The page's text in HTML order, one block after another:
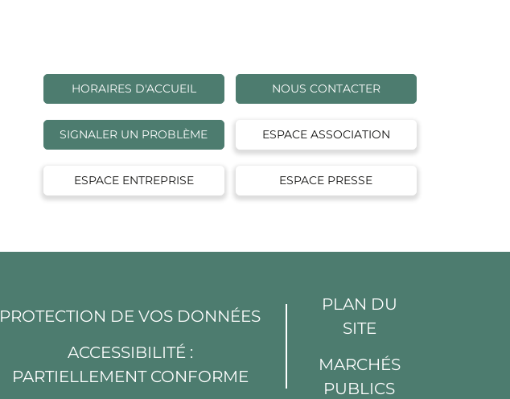
HORAIRES D'ACCUEIL NOUS CONTACTER
SIGNALER UN PROBLÈME ESPACE ASSOCIATION
ESPACE ENTREPRISE ESPACE PRESSE
PROTECTION DE VOS DONNÉES
ACCESSIBILITÉ :
PARTIELLEMENT CONFORME
PLAN DU
SITE
MARCHÉS
PUBLICS